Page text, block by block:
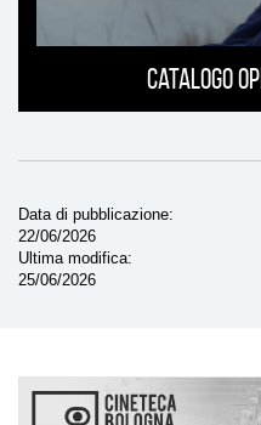
Catalogo
Data di pubblicazione
22/06/2026
Ultima modifica
25/06/2026